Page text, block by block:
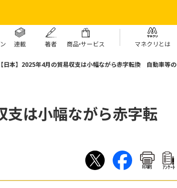
連載 著者 商品・サービス マネクリとは
【日本】2025年4月の貿易収支は小幅ながら赤字転換 自動車等の
支は小幅ながら赤字転
印刷 ｱﾝｹｰﾄ